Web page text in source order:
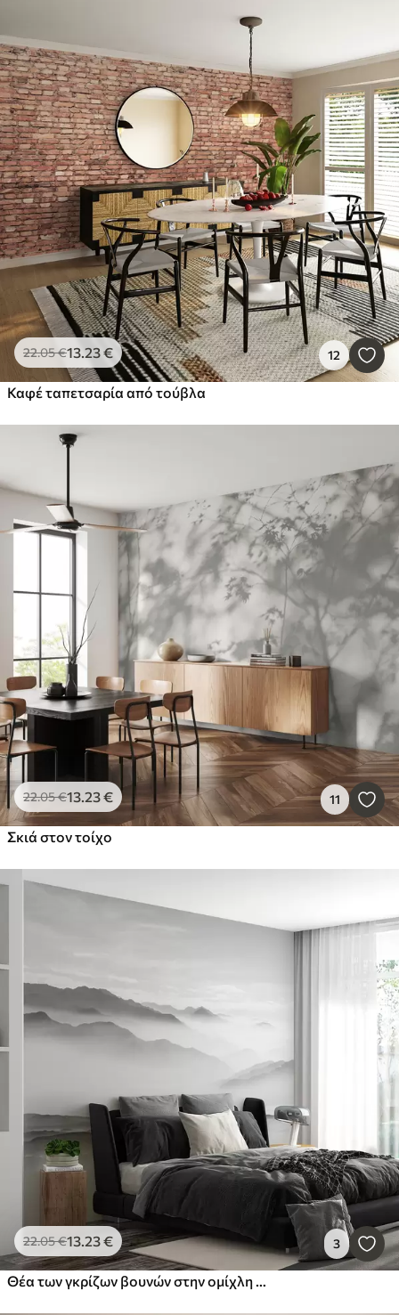
22.05€13.23€ 12
Καφέ ταπετσαρία από τούβλα
22.05€13.23€ 11
Σκιά στον τοίχο
22.05€13.23€ 3
Θέα των γκρίζων βουνών στην ομίχλη μινιμαλισμός μονόχρωμη